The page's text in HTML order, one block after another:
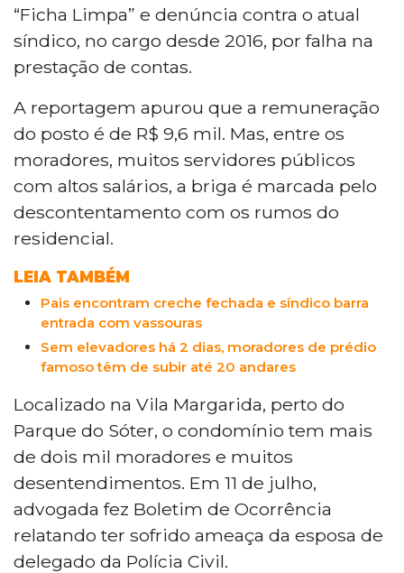
“Ficha Limpa” e denúncia contra o atual
síndico, no cargo desde 2016, por falha na
prestação de contas.
A reportagem apurou que a remuneração
do posto é de R$ 9,6 mil. Mas, entre os
moradores, muitos servidores públicos
com altos salários, a briga é marcada pelo
descontentamento com os rumos do
residencial.
LEIA TAMBÉM
Pais encontram creche fechada e síndico barra
entrada com vassouras
Sem elevadores há 2 dias, moradores de prédio
famoso têm de subir até 20 andares
Localizado na Vila Margarida, perto do
Parque do Sóter, o condomínio tem mais
de dois mil moradores e muitos
desentendimentos. Em 11 de julho,
advogada fez Boletim de Ocorrência
relatando ter sofrido ameaça da esposa de
delegado da Polícia Civil.